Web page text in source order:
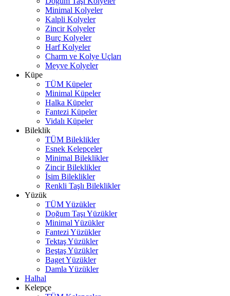
Minimal Kolyeler
Kalpli Kolyeler
Zincir Kolyeler
Burç Kolyeler
Harf Kolyeler
Charm ve Kolye Uçları
Meyve Kolyeler
Küpe
TÜM Küpeler
Minimal Küpeler
Halka Küpeler
Fantezi Küpeler
Vidalı Küpeler
Bileklik
TÜM Bileklikler
Esnek Kelepçeler
Minimal Bileklikler
Zincir Bileklikler
İsim Bileklikler
Renkli Taşlı Bileklikler
Yüzük
TÜM Yüzükler
Doğum Taşı Yüzükler
Minimal Yüzükler
Fantezi Yüzükler
Tektaş Yüzükler
Beştaş Yüzükler
Baget Yüzükler
Damla Yüzükler
Halhal
Kelepçe